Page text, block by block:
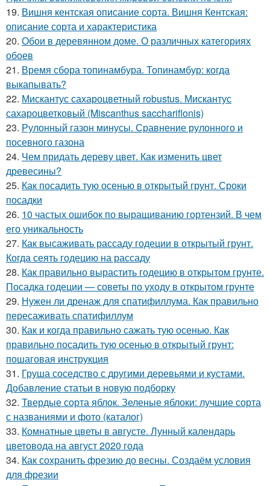
19. Вишня кентская описание сорта. Вишня Кентская:
описание сорта и характеристика
20. Обои в деревянном доме. О различных категориях
обоев
21. Время сбора топинамбура. Топинамбур: когда
выкапывать?
22. Мискантус сахароцветный robustus. Мискантус
сахароцветковый (Miscanthus sacchariflonis)
23. Рулонный газон минусы. Сравнение рулонного и
посевного газона
24. Чем придать дереву цвет. Как изменить цвет
древесины?
25. Как посадить тую осенью в открытый грунт. Сроки
посадки
26. 10 частых ошибок по выращиванию гортензий. В чем
его уникальность
27. Как высаживать рассаду годеции в открытый грунт.
Когда сеять годецию на рассаду
28. Как правильно вырастить годецию в открытом грунте.
Посадка годеции — советы по уходу в открытом грунте
29. Нужен ли дренаж для спатифиллума. Как правильно
пересаживать спатифиллум
30. Как и когда правильно сажать тую осенью. Как
правильно посадить тую осенью в открытый грунт:
пошаговая инструкция
31. Груша соседство с другими деревьями и кустами.
Добавление статьи в новую подборку
32. Твердые сорта яблок. Зеленые яблоки: лучшие сорта
с названиями и фото (каталог)
33. Комнатные цветы в августе. Лунный календарь
цветовода на август 2020 года
34. Как сохранить фрезию до весны. Создаём условия
для фрезии